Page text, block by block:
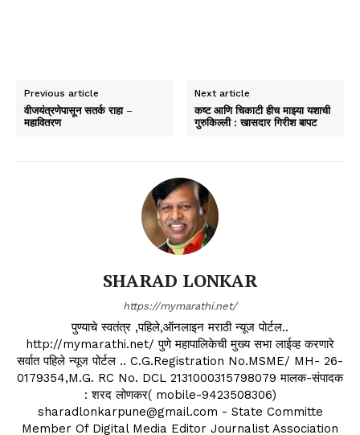
Previous article
वीजयंत्रणेपासून सतर्क राहा –
महावितरण
Next article
कष्ट आणि चिकाटी हीच माझ्या यशाची
गुरुकिल्ली : खासदार गिरीश बापट
SHARAD LONKAR
https://mymarathi.net/
पुण्याचे स्वतंत्र ,पहिले,ऑनलाइन मराठी न्यूज पोर्टल..
http://mymarathi.net/ पुणे महापालिकेची मुख्य सभा लाईव्ह करणारे
सर्वात पहिले न्यूज पोर्टल .. C.G.Registration No.MSME/ MH- 26-
0179354,M.G. RC No. DCL 2131000315798079 मालक-संपादक
: शरद लोणकर( mobile-9423508306)
sharadlonkarpune@gmail.com - State Committe
Member Of Digital Media Editor Journalist Association